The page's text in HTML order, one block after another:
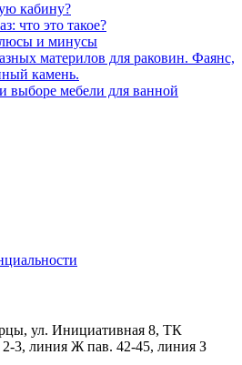
кабину?
что это такое?
и минусы
материлов для раковин. Фаянс,
камень.
выборе мебели для ванной
ул. Инициативная 8, ТК
3, линия Ж пав. 42-45, линия З